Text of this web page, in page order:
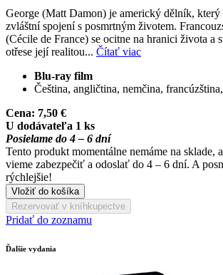
George (Matt Damon) je americký dělník, který
zvláštní spojení s posmrtným životem.
(Cécile de France) se ocitne na hranici života a
otřese její realitou... Čítať viac
Blu-ray film
Čeština, angličtina, nemčina,
Cena: 7,50 €
U dodávateľa 1 ks
Posielame do 4 – 6 dní
Tento produkt momentálne nemáme na sklade,
vieme zabezpečiť a odoslať do 4 – 6 dní. A
rýchlejšie!
Vložiť do košíka
Rezervovať v kníhkupectve
Pridať do zoznamu
Ďalšie vydania